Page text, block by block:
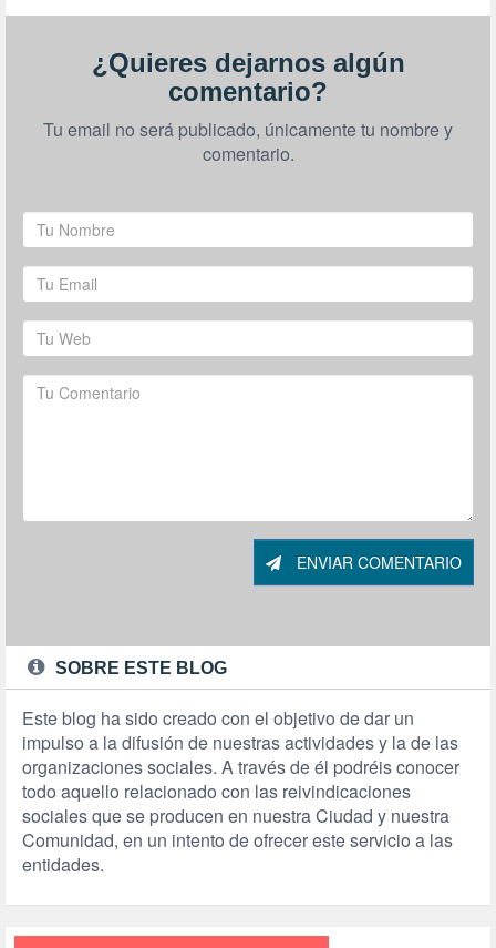
¿Quieres dejarnos algún
comentario?
Tu email no será publicado, únicamente tu nombre y
comentario.
ENVIAR COMENTARIO
SOBRE ESTE BLOG
Este blog ha sido creado con el objetivo de dar un
impulso a la difusión de nuestras actividades y la de las
organizaciones sociales. A través de él podréis conocer
todo aquello relacionado con las reivindicaciones
sociales que se producen en nuestra Ciudad y nuestra
Comunidad, en un intento de ofrecer este servicio a las
entidades.